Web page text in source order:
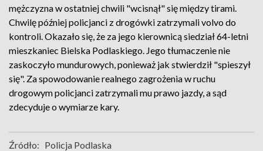
mężczyzna w ostatniej chwili "wcisnął" się między tirami.
Chwilę później policjanci z drogówki zatrzymali volvo do
kontroli. Okazało się, że za jego kierownicą siedział 64-letni
mieszkaniec Bielska Podlaskiego. Jego tłumaczenie nie
zaskoczyło mundurowych, ponieważ jak stwierdził "spieszył
się". Za spowodowanie realnego zagrożenia w ruchu
drogowym policjanci zatrzymali mu prawo jazdy, a sąd
zdecyduje o wymiarze kary.
Źródło: Policja Podlaska